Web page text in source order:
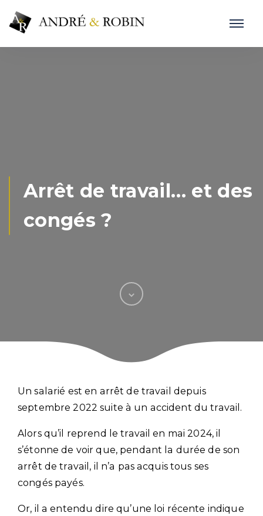
Arrêt de travail… et des
congés ?
Un salarié est en arrêt de travail depuis
septembre 2022 suite à un accident du travail.
Alors qu’il reprend le travail en mai 2024, il
s’étonne de voir que, pendant la durée de son
arrêt de travail, il n’a pas acquis tous ses
congés payés.
Or, il a entendu dire qu’une loi récente indique